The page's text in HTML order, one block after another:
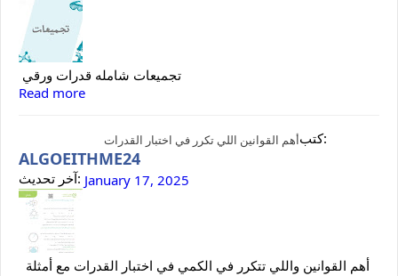
Read more
أهم القوانين اللي تكرر في اختبار القدرات كتب:
ALGOEITHME24
آخر تحديث: January 17, 2025